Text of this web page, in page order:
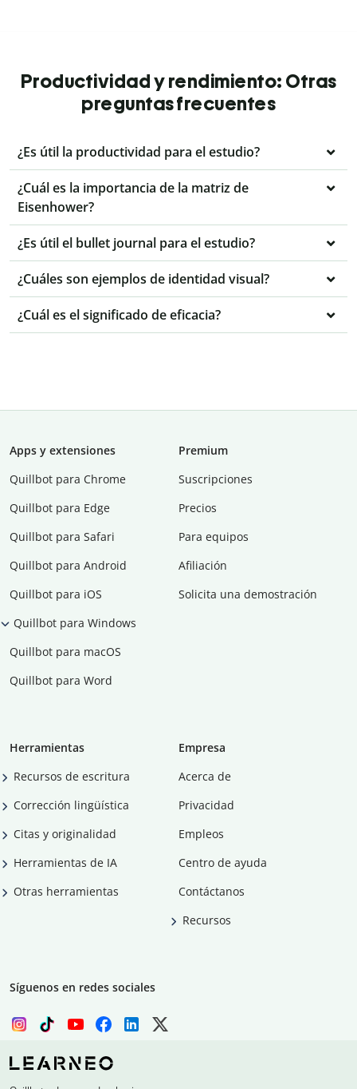
Productividad y rendimiento: Otras
preguntas frecuentes
¿Es útil la productividad para el estudio?
¿Cuál es la importancia de la matriz de
Eisenhower?
¿Es útil el bullet journal para el estudio?
¿Cuáles son ejemplos de identidad visual?
¿Cuál es el significado de eficacia?
Apps y extensiones
Quillbot para Chrome
Quillbot para Edge
Quillbot para Safari
Quillbot para Android
Quillbot para iOS
Quillbot para Windows
Quillbot para macOS
Quillbot para Word
Premium
Suscripciones
Precios
Para equipos
Afiliación
Solicita una demostración
Herramientas
Recursos de escritura
Corrección lingüística
Citas y originalidad
Herramientas de IA
Otras herramientas
Empresa
Acerca de
Privacidad
Empleos
Centro de ayuda
Contáctanos
Recursos
Síguenos en redes sociales